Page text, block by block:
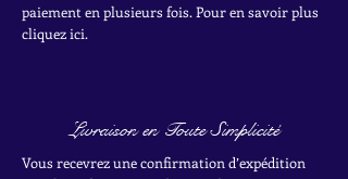
paiement en plusieurs fois. Pour en savoir plus
cliquez ici.
Livraison en Toute Simplicité
Vous recevrez une confirmation d’expédition